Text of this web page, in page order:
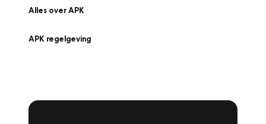
Alles over APK
APK regelgeving